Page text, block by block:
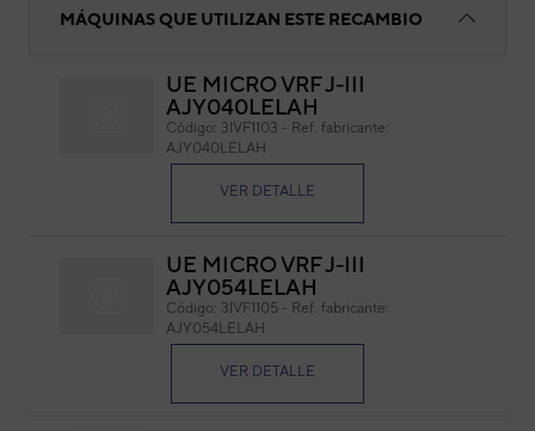
MÁQUINAS QUE UTILIZAN ESTE RECAMBIO
UE MICRO VRF J-III
AJY040LELAH
Código: 3IVF1103 - Ref. fabricante:
AJY040LELAH
VER DETALLE
UE MICRO VRF J-III
AJY054LELAH
Código: 3IVF1105 - Ref. fabricante:
AJY054LELAH
VER DETALLE